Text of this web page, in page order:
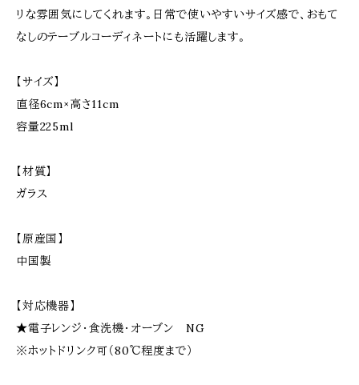
リな雰囲気にしてくれます。日常で使いやすいサイズ感で、おもて
なしのテーブルコーディネートにも活躍します。
【サイズ】
直径6cm×高さ11cm
容量225ml
【材質】
ガラス
【原産国】
中国製
【対応機器】
★電子レンジ・食洗機・オーブン NG
※ホットドリンク可（80℃程度まで）